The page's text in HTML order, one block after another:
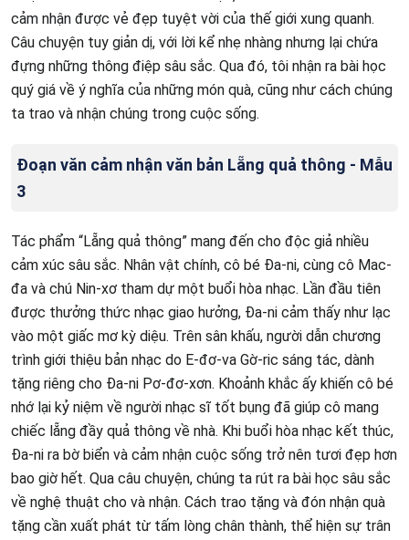
cảm nhận được vẻ đẹp tuyệt vời của thế giới xung quanh.
Câu chuyện tuy giản dị, với lời kể nhẹ nhàng nhưng lại chứa
đựng những thông điệp sâu sắc. Qua đó, tôi nhận ra bài học
quý giá về ý nghĩa của những món quà, cũng như cách chúng
ta trao và nhận chúng trong cuộc sống.
Đoạn văn cảm nhận văn bản Lẵng quả thông - Mẫu
3
Tác phẩm “Lẵng quả thông” mang đến cho độc giả nhiều
cảm xúc sâu sắc. Nhân vật chính, cô bé Đa-ni, cùng cô Mac-
đa và chú Nin-xơ tham dự một buổi hòa nhạc. Lần đầu tiên
được thưởng thức nhạc giao hưởng, Đa-ni cảm thấy như lạc
vào một giấc mơ kỳ diệu. Trên sân khấu, người dẫn chương
trình giới thiệu bản nhạc do E-đơ-va Gờ-ric sáng tác, dành
tặng riêng cho Đa-ni Pơ-đơ-xơn. Khoảnh khắc ấy khiến cô bé
nhớ lại kỷ niệm về người nhạc sĩ tốt bụng đã giúp cô mang
chiếc lẵng đầy quả thông về nhà. Khi buổi hòa nhạc kết thúc,
Đa-ni ra bờ biển và cảm nhận cuộc sống trở nên tươi đẹp hơn
bao giờ hết. Qua câu chuyện, chúng ta rút ra bài học sâu sắc
về nghệ thuật cho và nhận. Cách trao tặng và đón nhận quà
tặng cần xuất phát từ tấm lòng chân thành, thể hiện sự trân